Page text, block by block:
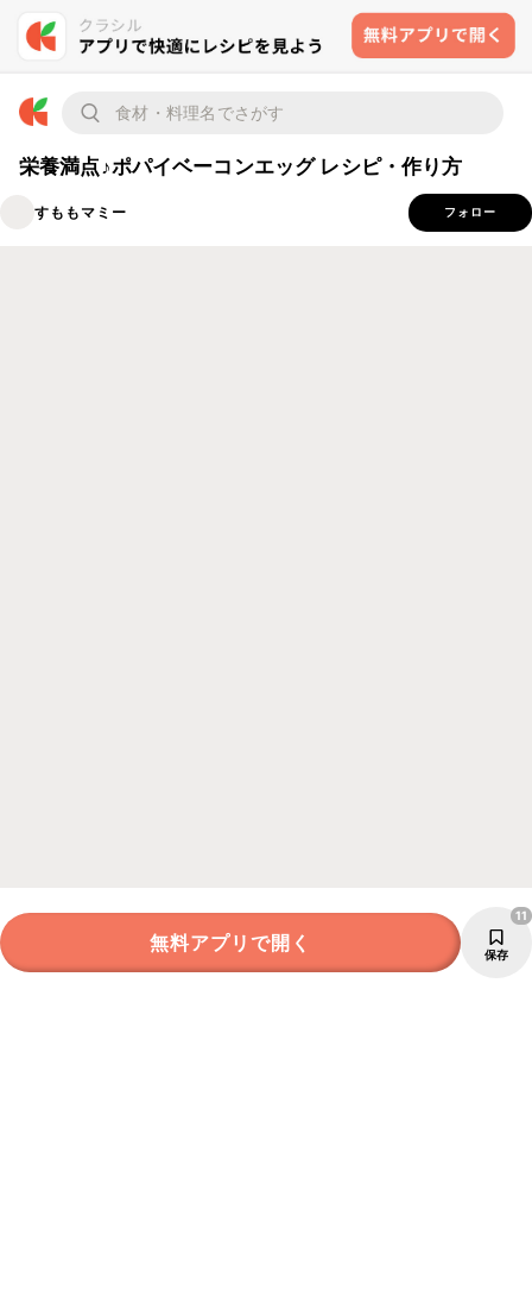
栄養満点♪ポパイベーコンエッグ レシピ・作り方
すももマミー フォロー
無料アプリで開く 保存
11